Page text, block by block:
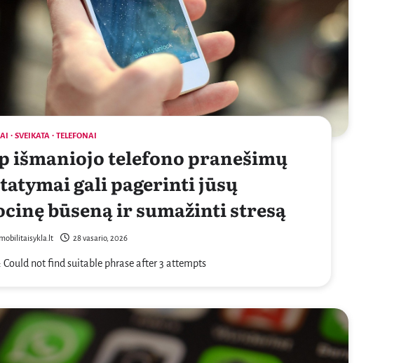
SVEIKATA TELEFONAI
išmaniojo telefono pranešimų
gali pagerinti jūsų
būseną ir sumažinti stresą
28 vasario, 2026
Could not find suitable phrase after 3 attempts